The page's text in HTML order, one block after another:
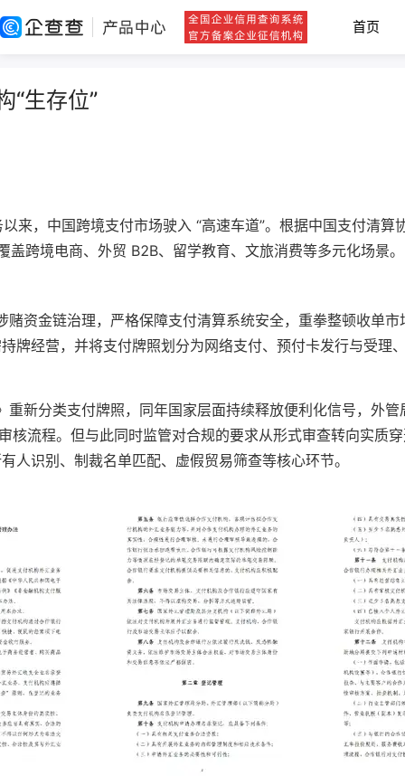
首页
“生存位”
来，中国跨境支付市场驶入 “高速车道”。根据中国支付清
跨境电商、外贸 B2B、留学教育、文旅消费等多元化场景。
资金链治理，严格保障支付清算系统安全，重拳整顿收单
牌经营，并将支付牌照划分为网络支付、预付卡发行与受理
新分类支付牌照，同年国家层面持续释放便利化信号，外
核流程。但与此同时监管对合规的要求从形式审查转向实质
人识别、制裁名单匹配、虚假贸易筛查等核心环节。